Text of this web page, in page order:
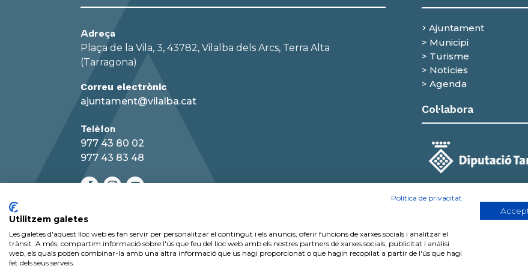
Adreça
Plaça de la Vila, 3, 43782, Vilalba dels Arcs, Terra Alta
(Tarragona)
Correu electrònic
ajuntament@vilalba.cat
Telèfon
977 43 80 02
977 43 83 48
> Ajuntament
> Municipi
> Turisme
> Notícies
> Agenda
Col·labora
2026 Copyright Ajuntament de Vilalba dels Arcs | Protecció de dades personals | Política de
Política de privacitat
Utilitzem galetes
Les galetes d'aquest lloc web es fan servir per personalitzar el contingut i els anuncis, oferir funcions de xarxes socials i analitzar el
trànsit. A més, compartim informació sobre l'ús que feu del lloc web amb els nostres partners de xarxes socials, publicitat i anàlisi
web, els quals poden combinar-la amb una altra informació que us hagi proporcionat o que hagin recopilat a partir de l'ús que hagi
fet dels seus serveis.